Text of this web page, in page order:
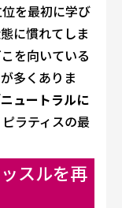
を最初に学び
に慣れてしま
を向いている
多くありま
ュートラルに
ラティスの最
スルを再